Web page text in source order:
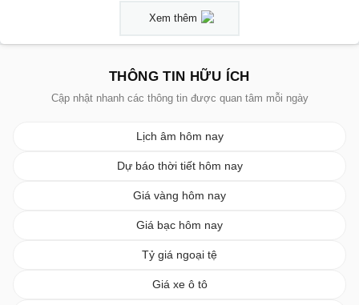
Xem thêm
THÔNG TIN HỮU ÍCH
Cập nhật nhanh các thông tin được quan tâm mỗi ngày
Lịch âm hôm nay
Dự báo thời tiết hôm nay
Giá vàng hôm nay
Giá bạc hôm nay
Tỷ giá ngoại tệ
Giá xe ô tô